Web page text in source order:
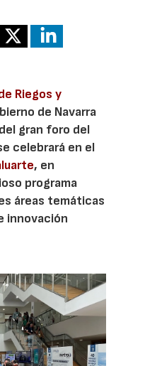
Riegos y
de Navarra
gran foro del
celebrará en el
, en
programa
áreas temáticas
innovación